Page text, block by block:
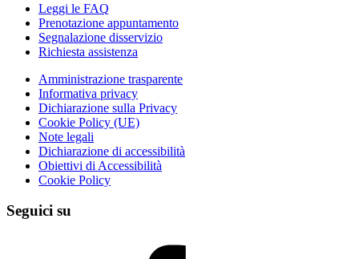
Leggi le FAQ
Prenotazione appuntamento
Segnalazione disservizio
Richiesta assistenza
Amministrazione trasparente
Informativa privacy
Dichiarazione sulla Privacy
Cookie Policy (UE)
Note legali
Dichiarazione di accessibilità
Obiettivi di Accessibilità
Cookie Policy
Seguici su